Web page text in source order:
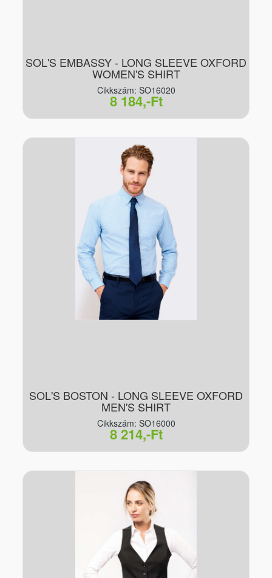
SOL'S EMBASSY - LONG SLEEVE OXFORD
WOMEN'S SHIRT
Cikkszám: SO16020
8 184,-Ft
SOL'S BOSTON - LONG SLEEVE OXFORD
MEN'S SHIRT
Cikkszám: SO16000
8 214,-Ft